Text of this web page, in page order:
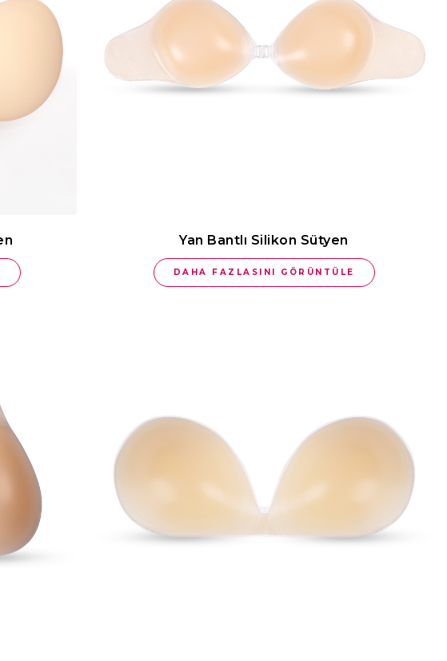
Yan Bantlı Silikon Sütyen
DAHA FAZLASINI GÖRÜNTÜLE